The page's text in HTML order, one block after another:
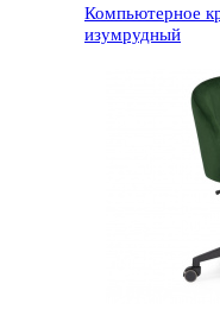
Компьютерное
изумрудный